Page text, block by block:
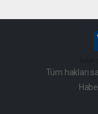
Tüm hakları